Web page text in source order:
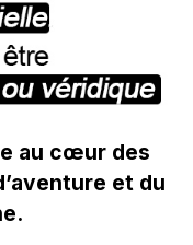
au cœur des
et du